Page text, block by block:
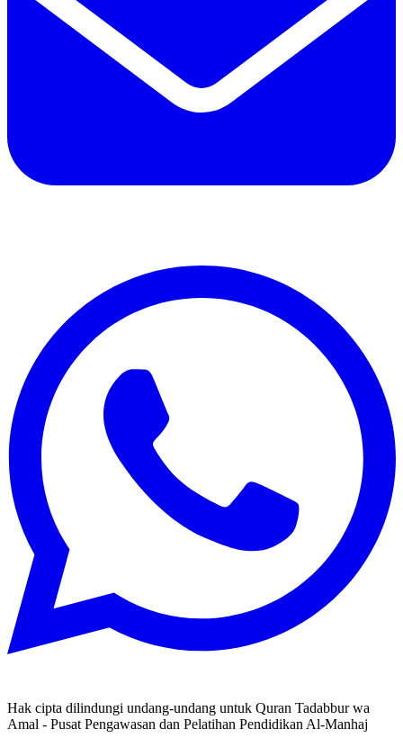
Hak cipta dilindungi undang-undang untuk Quran Tadabbur wa
Amal - Pusat Pengawasan dan Pelatihan Pendidikan Al-Manhaj